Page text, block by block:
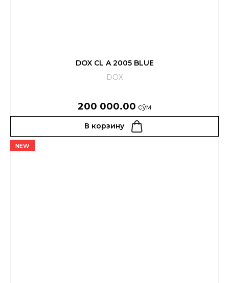
DOX CL A 2005 BLUE
DOX
200 000.00 сўм
В корзину
NEW